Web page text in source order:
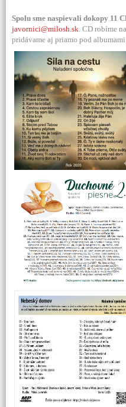
Spolu sme naspievali dokopy 11
javornici@milosh.sk. CD robíme
pridávame aj priamo pod